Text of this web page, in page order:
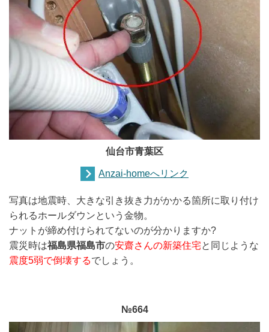
仙台市青葉区
Anzai-homeへリンク
写真は地震時、大きな引き抜き力がかかる箇所に取り付け
られるホールダウンという金物。
ナットが締め付けられてないのが分かりますか?
震災時は福島県福島市の安齋さんの新築住宅と同じような
震度5弱で倒壊するでしょう。
№664